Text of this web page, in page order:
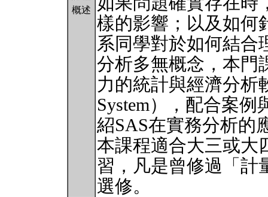
概述
樣的影響；以及如何
系同學對於如何結合
分析多無概念，本門
力的統計與經濟分析
System），配合案
紹SAS在實務分析的
本課程適合大三或大
習，凡是曾修過「計
選修。